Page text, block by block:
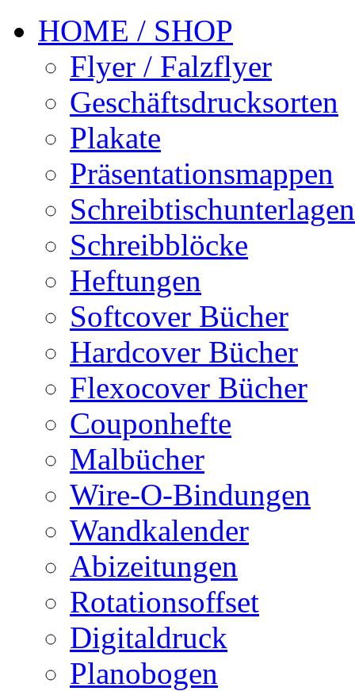
HOME / SHOP
Flyer / Falzflyer
Geschäftsdrucksorten
Plakate
Präsentationsmappen
Schreibtischunterlagen
Schreibblöcke
Heftungen
Softcover Bücher
Hardcover Bücher
Flexocover Bücher
Couponhefte
Malbücher
Wire-O-Bindungen
Wandkalender
Abizeitungen
Rotationsoffset
Digitaldruck
Planobogen